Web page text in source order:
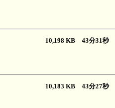
10,198 KB 43分31秒
10,183 KB 43分27秒